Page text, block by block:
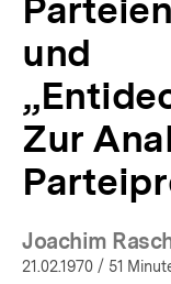
und
Zur
Joachim
21.02.1970 / 51